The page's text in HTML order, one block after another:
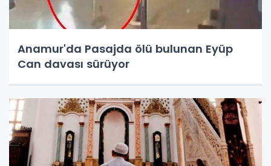
Anamur'da Pasajda ölü bulunan Eyüp
Can davası sürüyor